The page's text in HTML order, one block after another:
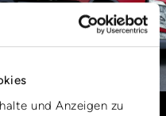
und Anzeigen zu